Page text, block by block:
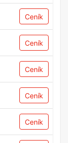
Ceník
Ceník
Ceník
Ceník
Ceník